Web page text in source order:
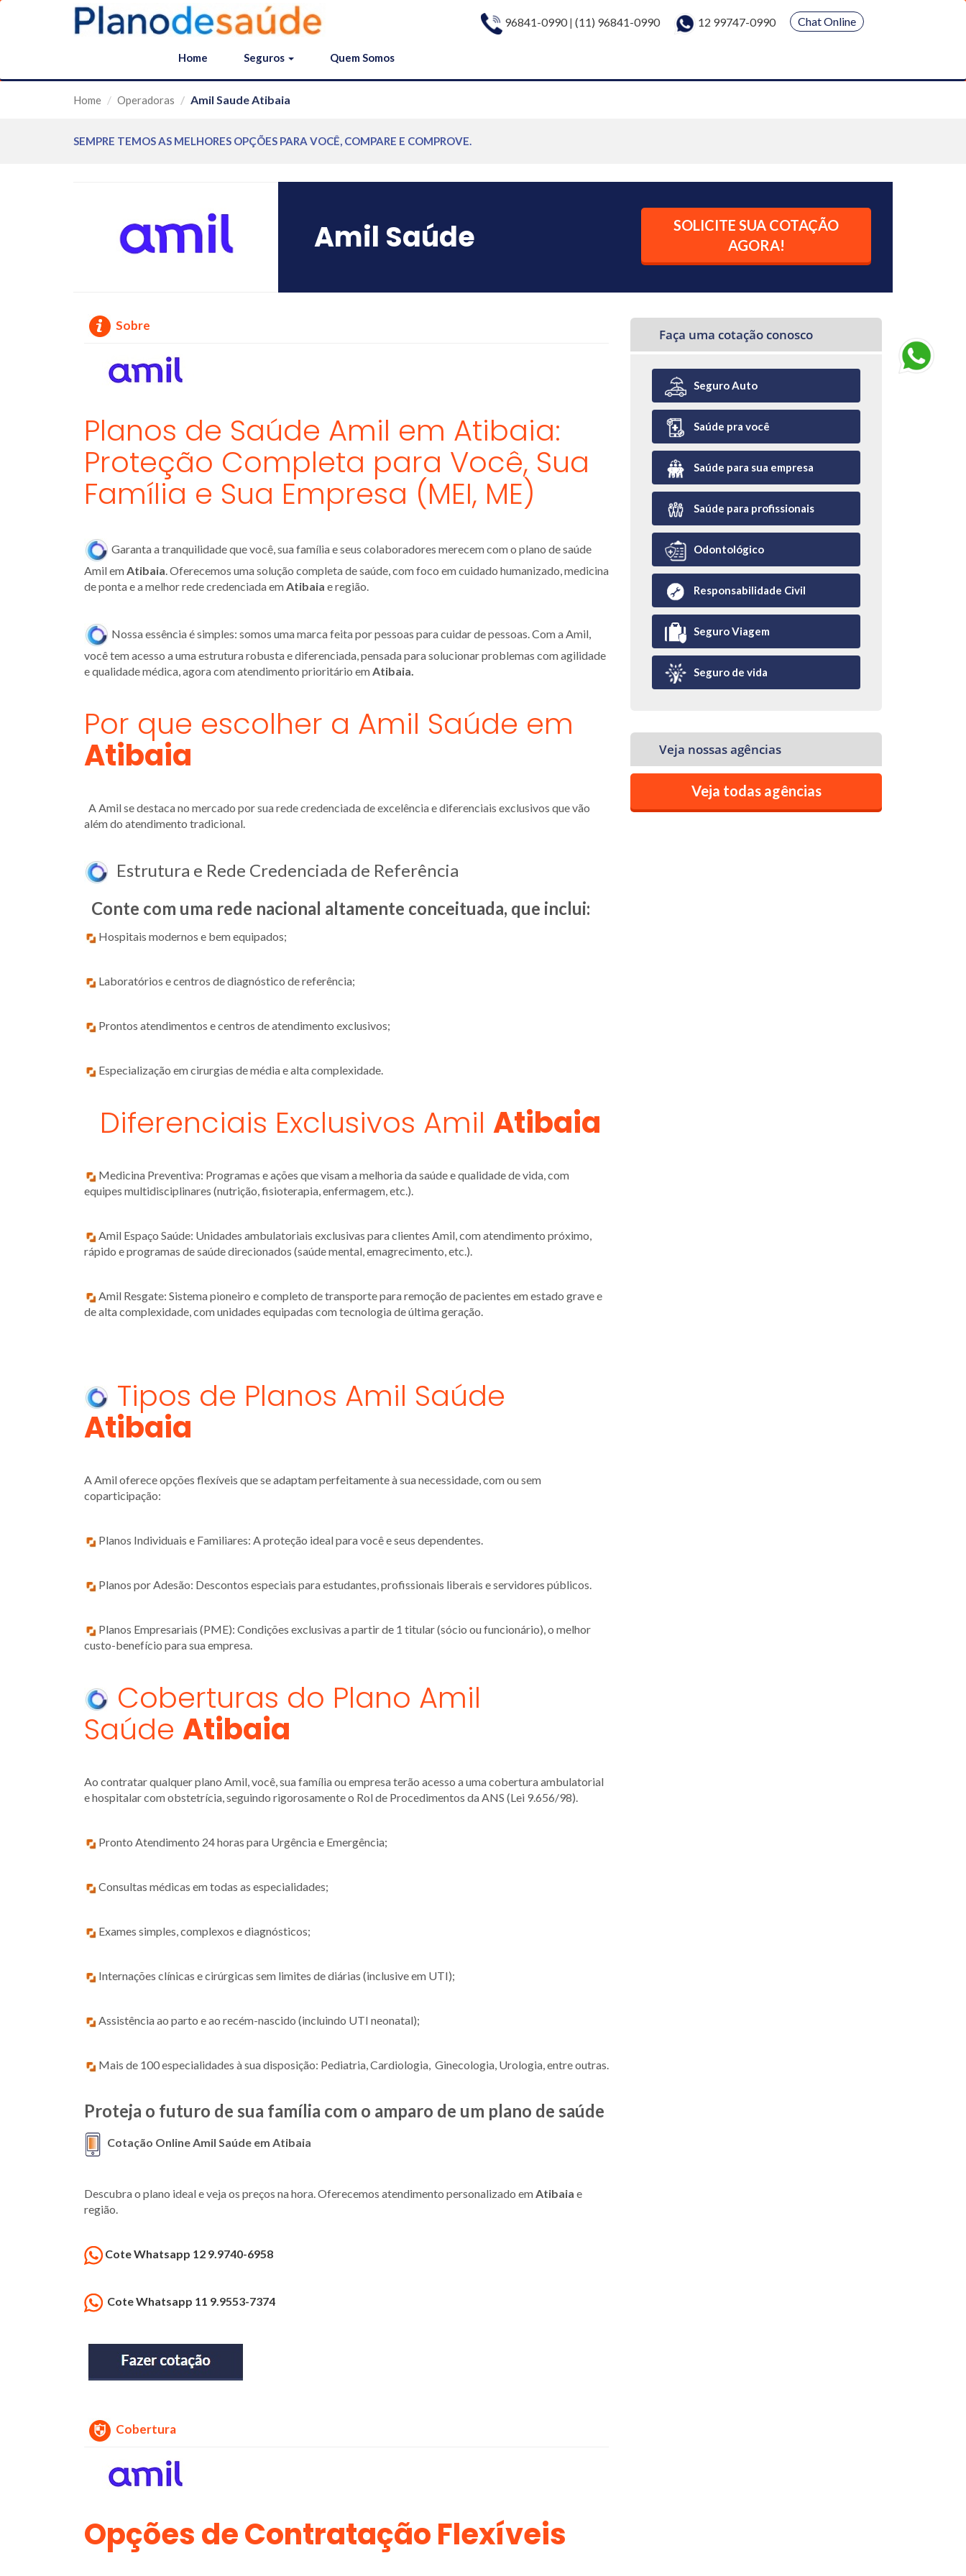
96841-0990| (11) 96841-0990 12 99747-0990 Chat Online
Home Seguros Quem Somos
Home Operadoras Amil Saude Atibaia
SEMPRE TEMOS AS MELHORES OPÇÕES PARA VOCÊ, COMPARE E COMPROVE.
Amil Saúde
SOLICITE SUA COTAÇÃO
AGORA!
Sobre
Planos de Saúde Amil em Atibaia:
Proteção Completa para Você, Sua
Família e Sua Empresa (MEI, ME)
Garanta a tranquilidade que você, sua família e seus colaboradores merecem com o plano de saúde
Amil emAtibaia. Oferecemos uma solução completa de saúde, com foco em cuidado humanizado, medicina
de ponta e a melhor rede credenciada emAtibaia e região.
Nossa essência é simples: somos uma marca feita por pessoas para cuidar de pessoas. Com a Amil,
você tem acesso a uma estrutura robusta e diferenciada, pensada para solucionar problemas com agilidade
e qualidade médica, agora com atendimento prioritário emAtibaia.
Por que escolher a Amil Saúde em
Atibaia
A Amil se destaca no mercado por sua rede credenciada de excelência e diferenciais exclusivos que vão
além do atendimento tradicional.
Estrutura e Rede Credenciada de Referência
Conte com uma rede nacional altamente conceituada, que inclui:
Hospitais modernos e bem equipados;
Laboratórios e centros de diagnóstico de referência;
Prontos atendimentos e centros de atendimento exclusivos;
Especialização em cirurgias de média e alta complexidade.
Diferenciais Exclusivos Amil Atibaia
Medicina Preventiva: Programas e ações que visam a melhoria da saúde e qualidade de vida, com
equipes multidisciplinares (nutrição, fisioterapia, enfermagem, etc.).
Amil Espaço Saúde: Unidades ambulatoriais exclusivas para clientes Amil, com atendimento próximo,
rápido e programas de saúde direcionados (saúde mental, emagrecimento, etc.).
Amil Resgate: Sistema pioneiro e completo de transporte para remoção de pacientes em estado grave e
de alta complexidade, com unidades equipadas com tecnologia de última geração.
Tipos de Planos Amil Saúde
Atibaia
A Amil oferece opções flexíveis que se adaptam perfeitamente à sua necessidade, com ou sem
coparticipação:
Planos Individuais e Familiares: A proteção ideal para você e seus dependentes.
Planos por Adesão: Descontos especiais para estudantes, profissionais liberais e servidores públicos.
Planos Empresariais (PME): Condições exclusivas a partir de 1 titular (sócio ou funcionário), o melhor
custo-benefício para sua empresa.
Coberturas do Plano Amil
Saúde Atibaia
Ao contratar qualquer plano Amil, você, sua família ou empresa terão acesso a uma cobertura ambulatorial
e hospitalar com obstetrícia, seguindo rigorosamente o Rol de Procedimentos da ANS (Lei 9.656/98).
Pronto Atendimento 24 horas para Urgência e Emergência;
Consultas médicas em todas as especialidades;
Exames simples, complexos e diagnósticos;
Internações clínicas e cirúrgicas sem limites de diárias (inclusive em UTI);
Assistência ao parto e ao recém-nascido (incluindo UTI neonatal);
Mais de 100 especialidades à sua disposição: Pediatria, Cardiologia, Ginecologia, Urologia, entre outras.
Proteja o futuro de sua família com o amparo de um plano de saúde
Cotação Online Amil Saúde em Atibaia
Descubra o plano ideal e veja os preços na hora. Oferecemos atendimento personalizado emAtibaia e
região.
Cote Whatsapp 12 9.9740-6958
Cote Whatsapp 11 9.9553-7374
Cobertura
Opções de Contratação Flexíveis
Faça uma cotação conosco
Seguro Auto
Saúde pra você
Saúde para sua empresa
Saúde para profissionais
Odontológico
Responsabilidade Civil
Seguro Viagem
Seguro de vida
Veja nossas agências
Veja todas agências